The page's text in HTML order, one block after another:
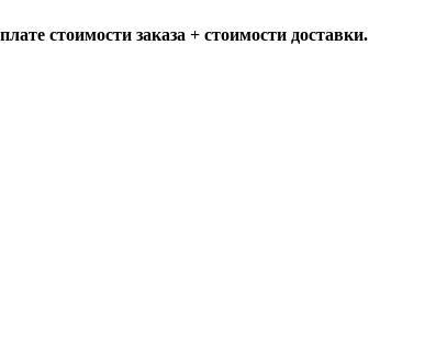
стоимости заказа + стоимости доставки.